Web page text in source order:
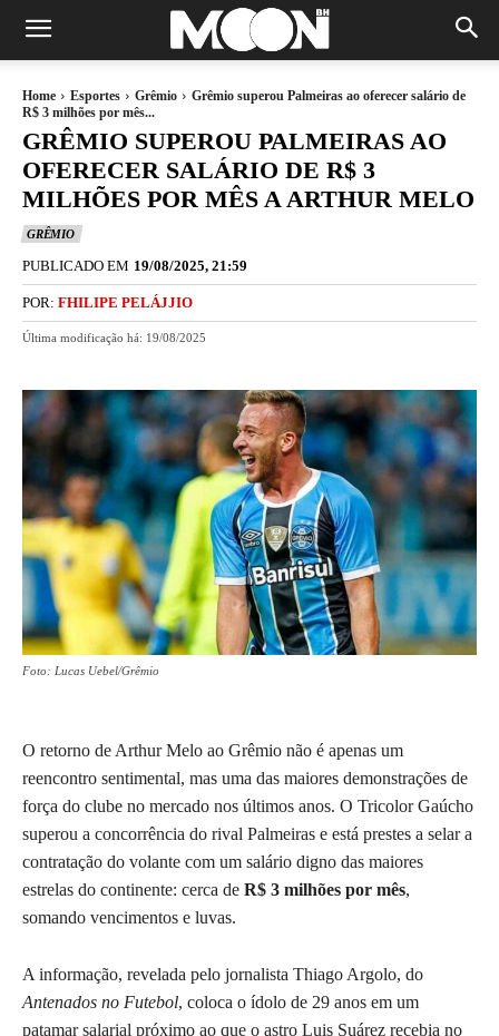
Home Esportes Grêmio
Grêmio superou Palmeiras ao oferecer salário de
R$ 3 milhões por mês...
GRÊMIO SUPEROU PALMEIRAS AO
OFERECER SALÁRIO DE R$ 3
MILHÕES POR MÊS A ARTHUR MELO
GRÊMIO
PUBLICADO EM 19/08/2025, 21:59
POR: FHILIPE PELÁJJIO
Última modificação há: 19/08/2025
Foto: Lucas Uebel/Grêmio
O retorno de Arthur Melo ao Grêmio não é apenas um
reencontro sentimental, mas uma das maiores demonstrações de
força do clube no mercado nos últimos anos. O Tricolor Gaúcho
superou a concorrência do rival Palmeiras e está prestes a selar a
contratação do volante com um salário digno das maiores
estrelas do continente: cerca de R$ 3 milhões por mês,
somando vencimentos e luvas.
A informação, revelada pelo jornalista Thiago Argolo, do
Antenados no Futebol, coloca o ídolo de 29 anos em um
patamar salarial próximo ao que o astro Luis Suárez recebia no